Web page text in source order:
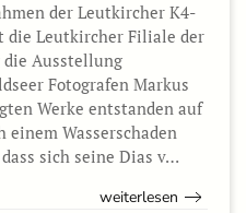
der Leutkircher K4-
die Leutkircher Filiale der
die Ausstellung
Fotografen Markus
Werke entstanden auf
einem Wasserschaden
sich seine Dias v…
weiterlesen